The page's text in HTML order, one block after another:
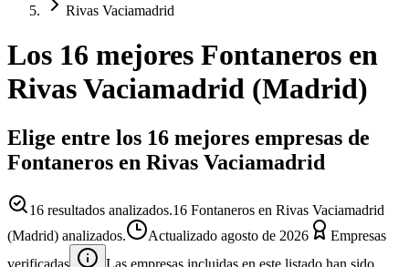
Rivas Vaciamadrid
Los 16 mejores Fontaneros en
Rivas Vaciamadrid (Madrid)
Elige entre los 16 mejores empresas de
Fontaneros en Rivas Vaciamadrid
16 resultados analizados.16 Fontaneros en Rivas Vaciamadrid
(Madrid) analizados.
Actualizado agosto de 2026
Empresas
verificadas
Las empresas incluidas en este listado han sido